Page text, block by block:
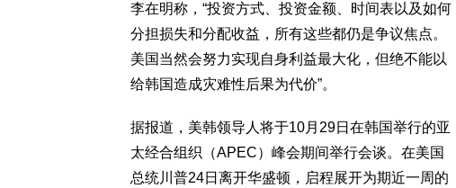
李在明称，“投资方式、投资金额、时间表以及如何
分担损失和分配收益，所有这些都仍是争议焦点。
美国当然会努力实现自身利益最大化，但绝不能以
给韩国造成灾难性后果为代价”。
据报道，美韩领导人将于10月29日在韩国举行的亚
太经合组织（APEC）峰会期间举行会谈。在美国
总统川普24日离开华盛顿，启程展开为期近一周的